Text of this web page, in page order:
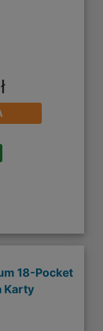
18-Pocket
Karty